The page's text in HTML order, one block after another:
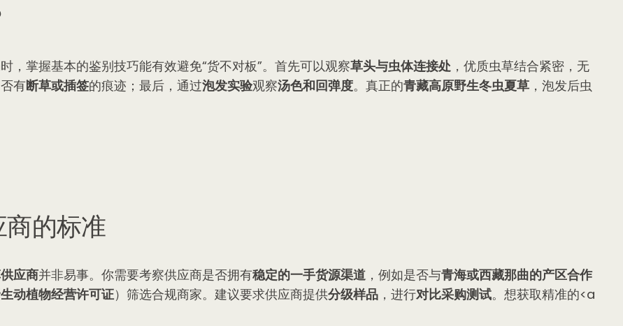
，掌握基本的鉴别技巧能有效避免“货不对板”。首先可以观察草头与虫体连接处 ，优质虫草结合紧密，无
有断草或插签的痕迹；最后，通过泡发实验观察汤色和回弹度。真正的青藏高原野生冬虫夏草 ，泡发后虫
的标准
应商并非易事。你需要考察供应商是否拥有稳定的一手货源渠道 ，例如是否与青海或西藏那曲的产区合作
动植物经营许可证）筛选合规商家。建议要求供应商提供分级样品 ，进行对比采购测试。想获取精准的<a